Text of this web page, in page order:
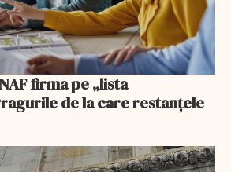
firma pe „lista
de la care restanțele